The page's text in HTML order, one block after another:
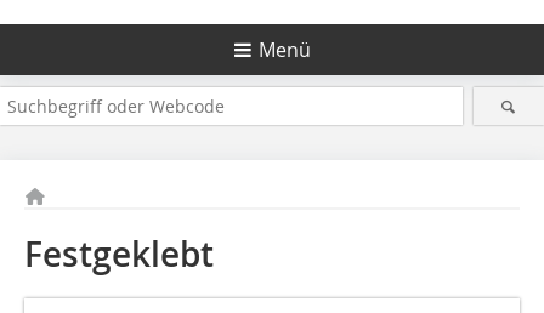
Menü
Festgeklebt